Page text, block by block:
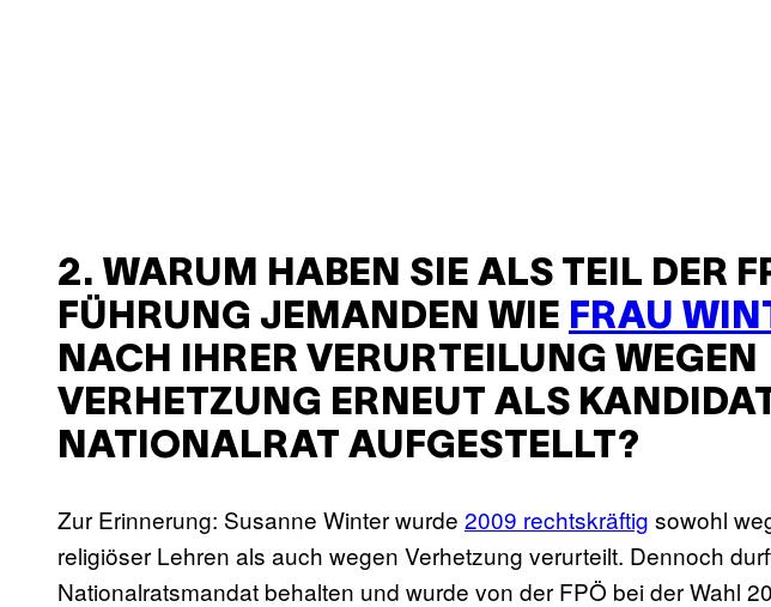
2. WARUM HABEN SIE ALS TEIL DER
FÜHRUNG JEMANDEN WIE FRAU
NACH IHRER VERURTEILUNG WEGEN
VERHETZUNG ERNEUT ALS
NATIONALRAT AUFGESTELLT?
Zur Erinnerung: Susanne Winter wurde 2009 rechtskräftig sowohl
religiöser Lehren als auch wegen Verhetzung verurteilt. Dennoch
Nationalratsmandat behalten und wurde von der FPÖ bei der Wahl